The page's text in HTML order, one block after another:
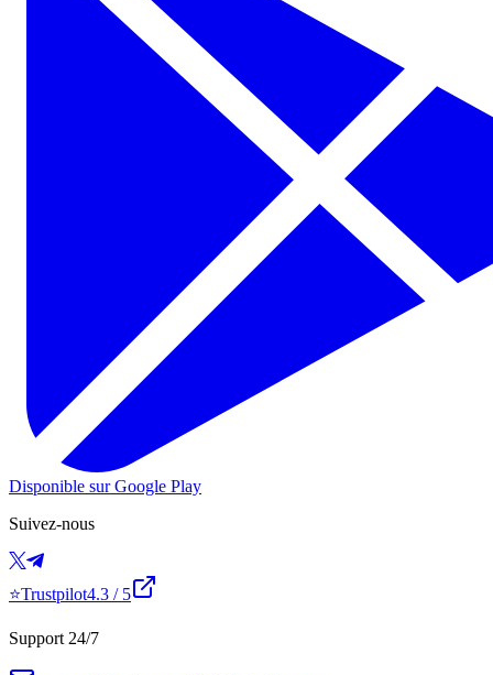
Disponible sur Google Play
Suivez-nous
⭐Trustpilot4.3 / 5
Support 24/7